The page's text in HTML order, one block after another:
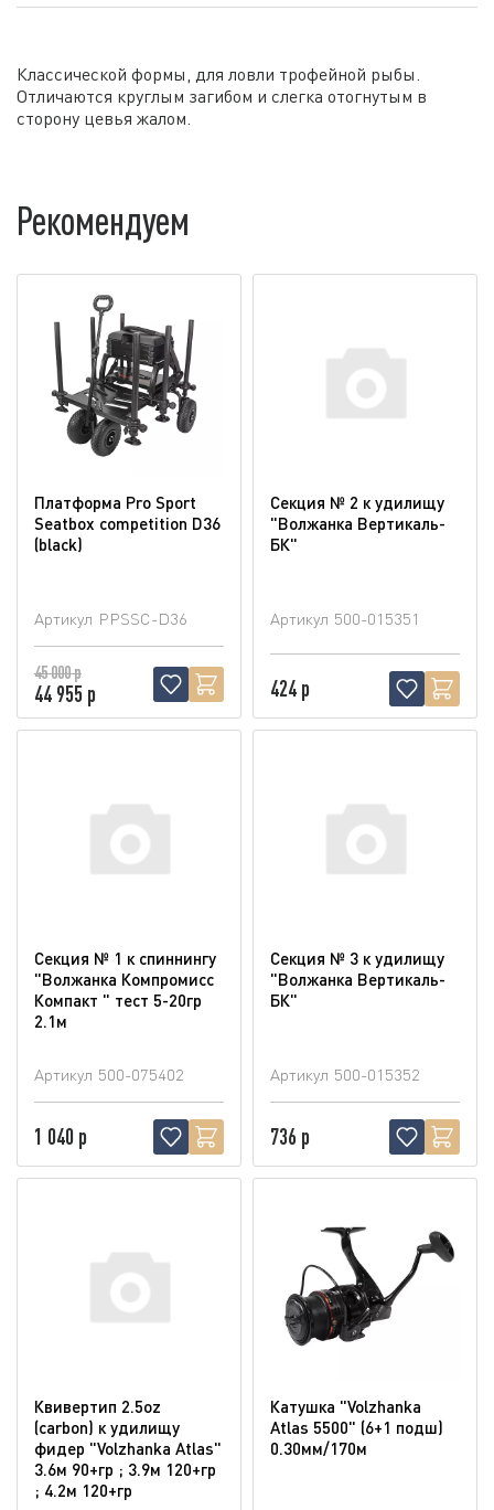
Классической формы, для ловли трофейной рыбы.
Отличаются круглым загибом и слегка отогнутым в
сторону цевья жалом.
Рекомендуем
Платформа Pro Sport
Seatbox competition D36
(blaсk)
Артикул PPSSC-D36
45 000 р
44 955 р
Секция № 2 к удилищу
"Волжанка Вертикаль-
БК"
Артикул 500-015351
424 р
Секция № 1 к спиннингу
"Волжанка Компромисс
Компакт " тест 5-20гр
2.1м
Артикул 500-075402
1 040 р
Секция № 3 к удилищу
"Волжанка Вертикаль-
БК"
Артикул 500-015352
736 р
Квивертип 2.5oz
(carbon) к удилищу
фидер "Volzhanka Atlas"
3.6м 90+гр ; 3.9м 120+гр
; 4.2м 120+гр
Катушка "Volzhanka
Atlas 5500" (6+1 подш)
0.30мм/170м